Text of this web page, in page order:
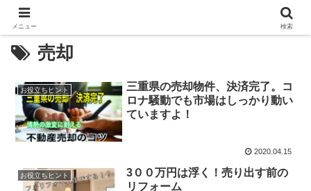
売却
お役立ちヒント
三重県の売却物件、決済完了。コ
ロナ騒動でも市場はしっかり動い
ていますよ！
2020.04.15
お役立ちヒント
3００万円は浮く！売り出す前の
リフォーム
メニュー 検索